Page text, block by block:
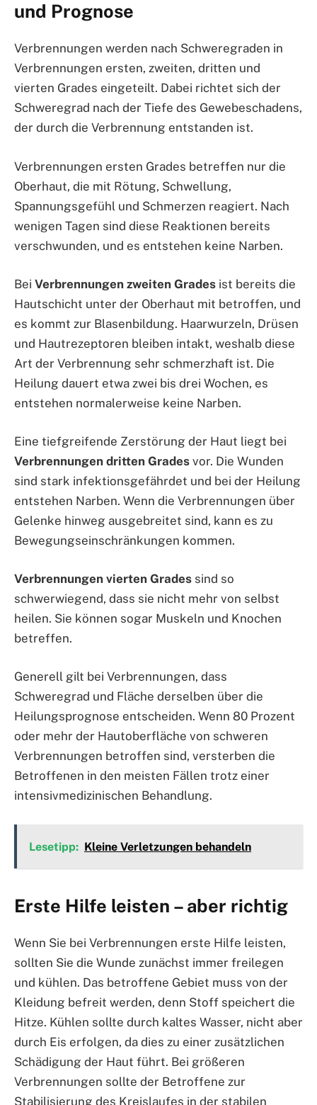
und Prognose
Verbrennungen werden nach Schweregraden in
Verbrennungen ersten, zweiten, dritten und
vierten Grades eingeteilt. Dabei richtet sich der
Schweregrad nach der Tiefe des Gewebeschadens,
der durch die Verbrennung entstanden ist.
Verbrennungen ersten Grades betreffen nur die
Oberhaut, die mit Rötung, Schwellung,
Spannungsgefühl und Schmerzen reagiert. Nach
wenigen Tagen sind diese Reaktionen bereits
verschwunden, und es entstehen keine Narben.
Bei Verbrennungen zweiten Grades ist bereits die
Hautschicht unter der Oberhaut mit betroffen, und
es kommt zur Blasenbildung. Haarwurzeln, Drüsen
und Hautrezeptoren bleiben intakt, weshalb diese
Art der Verbrennung sehr schmerzhaft ist. Die
Heilung dauert etwa zwei bis drei Wochen, es
entstehen normalerweise keine Narben.
Eine tiefgreifende Zerstörung der Haut liegt bei
Verbrennungen dritten Grades vor. Die Wunden
sind stark infektionsgefährdet und bei der Heilung
entstehen Narben. Wenn die Verbrennungen über
Gelenke hinweg ausgebreitet sind, kann es zu
Bewegungseinschränkungen kommen.
Verbrennungen vierten Grades sind so
schwerwiegend, dass sie nicht mehr von selbst
heilen. Sie können sogar Muskeln und Knochen
betreffen.
Generell gilt bei Verbrennungen, dass
Schweregrad und Fläche derselben über die
Heilungsprognose entscheiden. Wenn 80 Prozent
oder mehr der Hautoberfläche von schweren
Verbrennungen betroffen sind, versterben die
Betroffenen in den meisten Fällen trotz einer
intensivmedizinischen Behandlung.
Lesetipp: Kleine Verletzungen behandeln
Erste Hilfe leisten – aber richtig
Wenn Sie bei Verbrennungen erste Hilfe leisten,
sollten Sie die Wunde zunächst immer freilegen
und kühlen. Das betroffene Gebiet muss von der
Kleidung befreit werden, denn Stoff speichert die
Hitze. Kühlen sollte durch kaltes Wasser, nicht aber
durch Eis erfolgen, da dies zu einer zusätzlichen
Schädigung der Haut führt. Bei größeren
Verbrennungen sollte der Betroffene zur
Stabilisierung des Kreislaufes in der stabilen